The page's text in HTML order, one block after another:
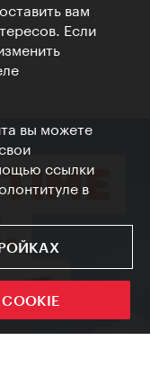
вам
Если
вы можете
ссылки
в